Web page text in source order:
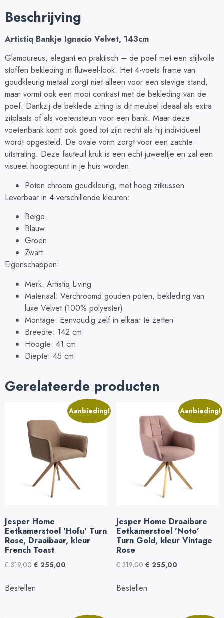
Beschrijving
Artistiq Bankje Ignacio Velvet, 143cm
Glamoureus, elegant en praktisch – de poef met een stijlvolle
stoffen bekleding in fluweel-look. Het 4-voets frame van
goudkleurig metaal zorgt niet alleen voor een stevige stand,
maar vormt ook een mooi contrast met de bekleding van de
poef. Dankzij de beklede zitting is dit meubel ideaal als extra
zitplaats of als voetensteun voor een bank. Maar deze
voetenbank komt ook goed tot zijn recht als hij individueel
wordt opgesteld. De ovale vorm zorgt voor een zachte
uitstraling. Deze fauteuil kruk is een echt juweeltje en zal een
visueel hoogtepunt in je huis worden.
Poten chroom goudkleurig, met hoog zitkussen
Leverbaar in 4 verschillende kleuren:
Beige
Blauw
Groen
Zwart
Eigenschappen:
Merk: Artistiq Living
Materiaal: Verchroomd gouden poten, bekleding van
luxe Velvet (100% polyester)
Montage: Eenvoudig zelf in elkaar te zetten
Breedte: 142 cm
Hoogte: 41 cm
Diepte: 45 cm
Gerelateerde producten
Aanbieding!
Jesper Home
Eetkamerstoel 'Hofu' Turn
Rose, Draaibaar, kleur
French Toast
€319,00 € 255,00
Bestellen
Aanbieding!
Jesper Home Draaibare
Eetkamerstoel 'Noto'
Turn Gold, kleur Vintage
Rose
€319,00 € 255,00
Bestellen